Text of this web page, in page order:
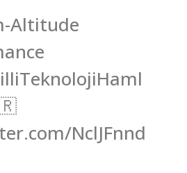
Altitude
NclJFnnd